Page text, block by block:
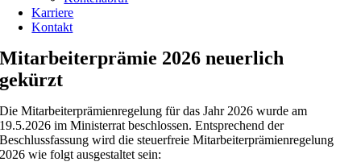
Karriere
Kontakt
Mitarbeiterprämie 2026 neuerlich
gekürzt
Die Mitarbeiterprämienregelung für das Jahr 2026 wurde am
19.5.2026 im Ministerrat beschlossen. Entsprechend der
Beschlussfassung wird die steuerfreie Mitarbeiterprämienregelung
2026 wie folgt ausgestaltet sein: